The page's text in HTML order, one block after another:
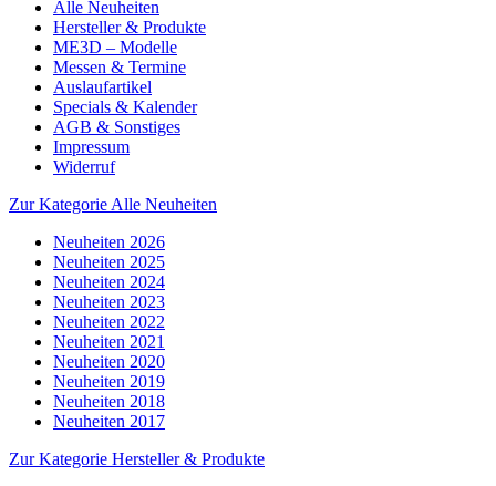
Alle Neuheiten
Hersteller & Produkte
ME3D – Modelle
Messen & Termine
Auslaufartikel
Specials & Kalender
AGB & Sonstiges
Impressum
Widerruf
Zur Kategorie Alle Neuheiten
Neuheiten 2026
Neuheiten 2025
Neuheiten 2024
Neuheiten 2023
Neuheiten 2022
Neuheiten 2021
Neuheiten 2020
Neuheiten 2019
Neuheiten 2018
Neuheiten 2017
Zur Kategorie Hersteller & Produkte